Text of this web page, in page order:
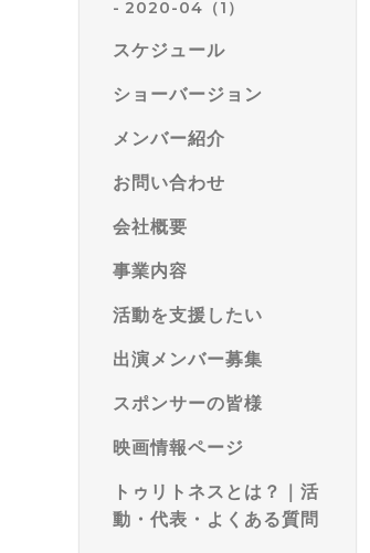
2020-04（1）
スケジュール
ショーバージョン
メンバー紹介
お問い合わせ
会社概要
事業内容
活動を支援したい
出演メンバー募集
スポンサーの皆様
映画情報ページ
トゥリトネスとは？｜活
動・代表・よくある質問